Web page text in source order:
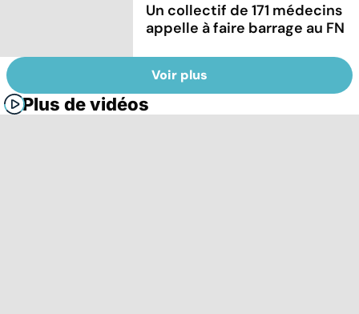
Un collectif de 171 médecins
appelle à faire barrage au FN
Voir plus
Plus de vidéos